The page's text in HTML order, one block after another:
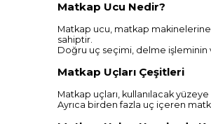
Matkap Ucu Nedir?
Matkap ucu, matkap makinelerine
sahiptir.
Doğru uç seçimi, delme işleminin
Matkap Uçları Çeşitleri
Matkap uçları, kullanılacak
Ayrıca birden fazla uç içeren